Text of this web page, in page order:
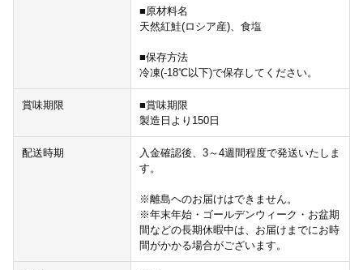
■原材料名
天然紅鮭(ロシア産)、食塩
■保存方法
冷凍(-18℃以下)で保存してください。
賞味期限
■賞味期限
製造日より150日
配送時期
入金確認後、3～4週間程度で発送いたしま
す。
※離島ヘのお届けはできません。
※年末年始・ゴールデンウィーク・お盆期
間などの長期休暇中は、お届けまでにお時
間がかかる場合がございます。